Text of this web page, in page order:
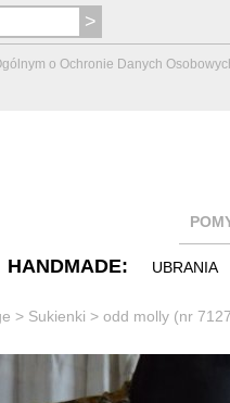
o Ochronie Danych
HANDMADE: UBRANIA
> Sukienki > odd molly (nr